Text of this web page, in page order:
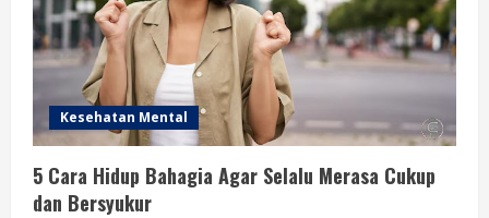
Kesehatan Mental
5 Cara Hidup Bahagia Agar Selalu Merasa Cukup
dan Bersyukur